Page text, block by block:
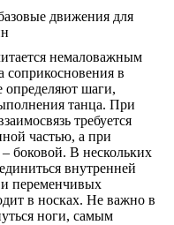
немаловажным
соприкосновения в
определяют шаги,
танца. При
требуется
частью, а при
боковой. В нескольких
внутренней
переменчивых
в носках. Не важно в
ноги, самым